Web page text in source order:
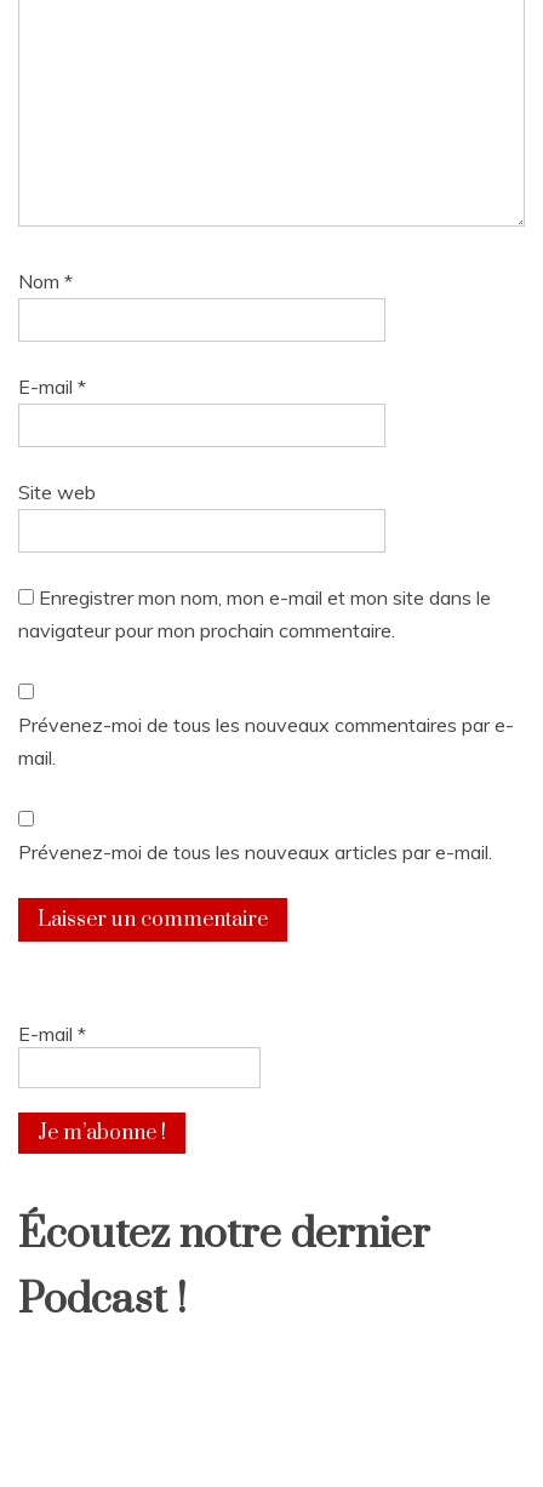
Nom *
E-mail *
Site web
Enregistrer mon nom, mon e-mail et mon site dans le
navigateur pour mon prochain commentaire.
Prévenez-moi de tous les nouveaux commentaires par e-
mail.
Prévenez-moi de tous les nouveaux articles par e-mail.
E-mail *
Écoutez notre dernier
Podcast !